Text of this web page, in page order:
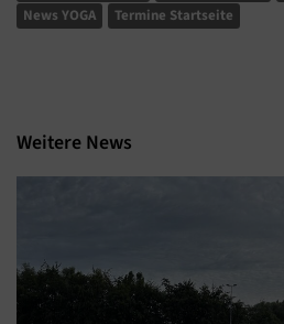
News YOGA
Termine Startseite
Weitere News